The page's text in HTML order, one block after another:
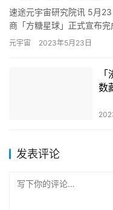
速途元宇宙研究院讯 5月
商「方糖星球」正式宣布
方分别为新宜资本和凯辉
元宇宙 2023年5月23日
数
发表评论